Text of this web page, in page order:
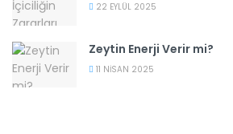
22 EYLÜL 2025
Zeytin Enerji Verir mi?
11 NISAN 2025